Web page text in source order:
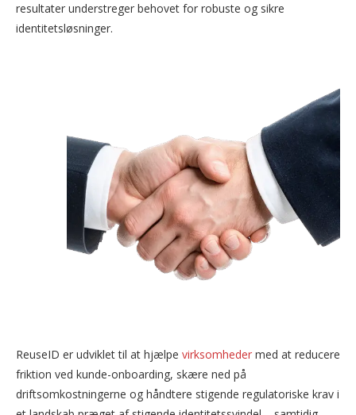
resultater understreger behovet for robuste og sikre
identitetsløsninger.
ReuseID er udviklet til at hjælpe virksomheder med at reducere
friktion ved kunde-onboarding, skære ned på
driftsomkostningerne og håndtere stigende regulatoriske krav i